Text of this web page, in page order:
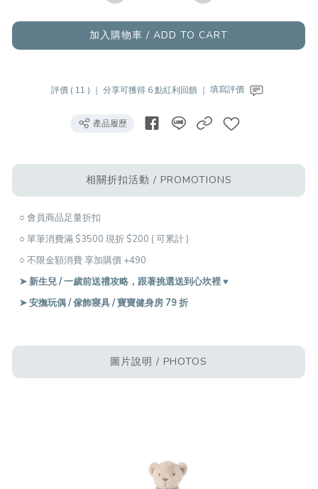
加入購物車 / ADD TO CART
評價 ( 11 ) ｜分享可獲得 6 點紅利回饋 ｜填寫評價
產品履歷
相關折扣活動 / PROMOTIONS
○ 會員商品足量折扣
○ 單筆消費滿 $3500 現折 $200 ( 可累計 )
○ 不限金額消費 享加購價 +490
➤ 新生兒 / 一歲前送禮攻略，跟著挑選送到心坎裡 ♥︎
➤ 安撫玩偶 / 傢飾寢具 / 寶寶健身房 79 折
圖片說明 / PHOTOS